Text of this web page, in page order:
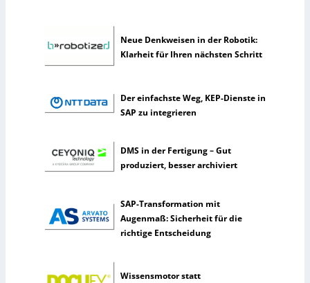
l
i
e
t
e
i
g
Neue Denkweisen in der Robotik:
Klarheit für Ihren nächsten Schritt
Der einfachste Weg, KEP-Dienste in
SAP zu integrieren
DMS in der Fertigung – Gut
produziert, besser archiviert
SAP-Transformation mit
Augenmaß: Sicherheit für die
richtige Entscheidung
Wissensmotor statt